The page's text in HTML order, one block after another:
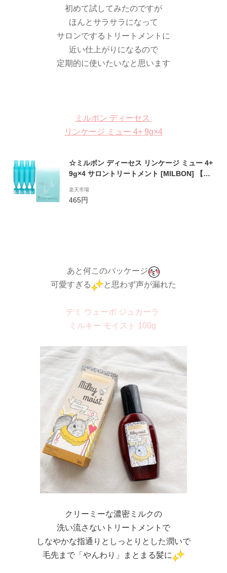
初めて試してみたのですが
ほんとサラサラになって
サロンでするトリートメントに
近い仕上がりになるので
定期的に使いたいなと思います
ミルボン ディーセス
リンケージ ミュー 4+ 9g×4
☆ミルボン ディーセス リンケージ ミュー 4+
9g×4 サロントリートメント [MILBON] 【メ
楽天市場
465円
あと何このパッケージ
可愛すぎる
と思わず声が漏れた
デミ ウェーボ ジュカーラ
ミルキー モイスト 100g
クリーミーな濃密ミルクの
洗い流さないトリートメントで
しなやかな指通りとしっとりとした潤いで
毛先まで「やんわり」まとまる髪に